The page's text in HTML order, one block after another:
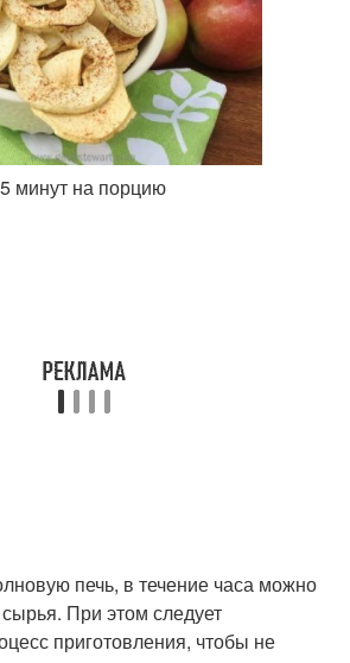
минут на порцию
печь, в течение часа можно
При этом следует
приготовления, чтобы не